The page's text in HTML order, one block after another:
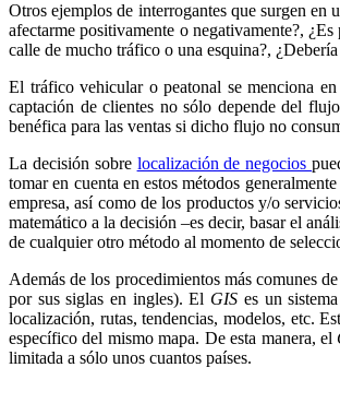
Otros ejemplos de interrogantes que surgen
afectarme positivamente o negativamente?,
calle de mucho tráfico o una esquina?,
El tráfico vehicular o peatonal se menciona
captación de clientes no sólo depende del
benéfica para las ventas si dicho flujo no
La decisión sobre localización de negocios
tomar en cuenta en estos métodos
empresa, así como de los productos y/o
matemático a la decisión –es decir, basar el
de cualquier otro método al momento de
Además de los procedimientos más comunes
por sus siglas en ingles). El GIS es un
localización, rutas, tendencias, modelos, etc.
específico del mismo mapa. De esta manera, el
limitada a sólo unos cuantos países.